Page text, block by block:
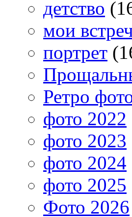
детство
мои
портрет
Ретро
фото 2022
фото 2023
фото 2024
фото 2025
Фото 2026